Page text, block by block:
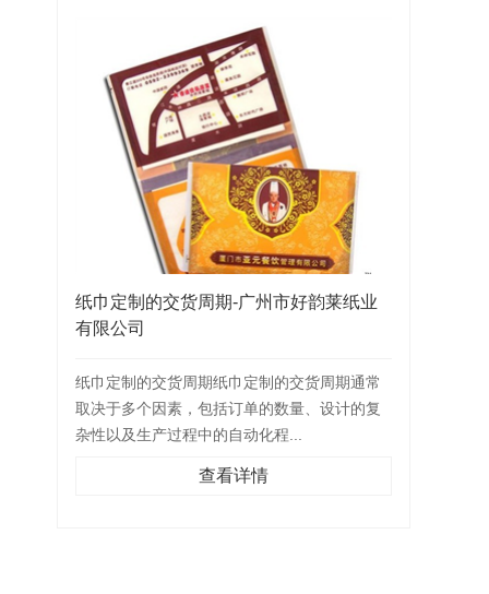
纸巾定制的交货周期-广州市好韵莱纸业
有限公司
纸巾定制的交货周期纸巾定制的交货周期通常
取决于多个因素，包括订单的数量、设计的复
杂性以及生产过程中的自动化程...
查看详情